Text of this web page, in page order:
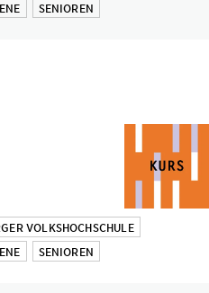
SENIOREN
VOLKSHOCHSCHULE
SENIOREN